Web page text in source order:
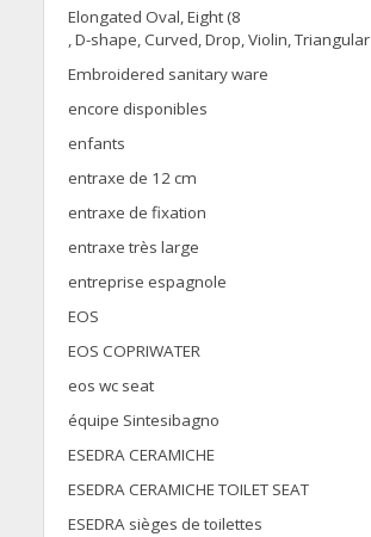
Elongated Oval, Eight (8
, D-shape, Curved, Drop, Violin, Triangular
Embroidered sanitary ware
encore disponibles
enfants
entraxe de 12 cm
entraxe de fixation
entraxe très large
entreprise espagnole
EOS
EOS COPRIWATER
eos wc seat
équipe Sintesibagno
ESEDRA CERAMICHE
ESEDRA CERAMICHE TOILET SEAT
ESEDRA sièges de toilettes